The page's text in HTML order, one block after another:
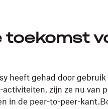
toekomst
heeft gehad door
zijn ze nu van
in de peer-to-peer-